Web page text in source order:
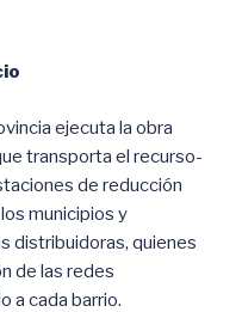
ejecuta la obra
transporta el recurso-
de reducción
municipios y
distribuidoras, quienes
de las redes
a cada barrio.